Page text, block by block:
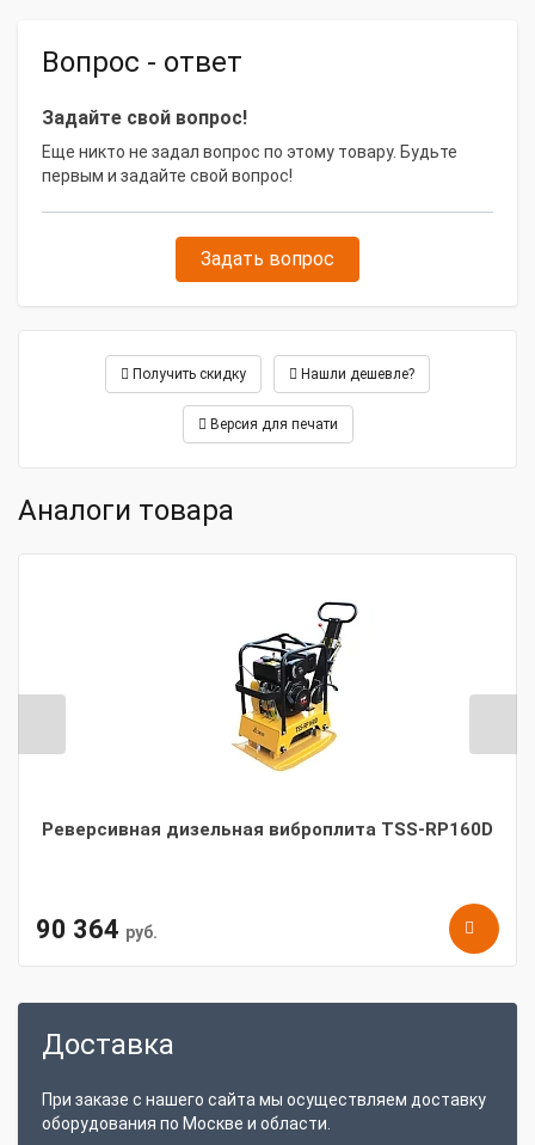
Вопрос - ответ
Задайте свой вопрос!
Еще никто не задал вопрос по этому товару. Будьте
первым и задайте свой вопрос!
Задать вопрос
Получить скидку Нашли дешевле?
Версия для печати
Аналоги товара
Реверсивная дизельная виброплита TSS-RP160D
90 364 руб.
Доставка
При заказе с нашего сайта мы осуществляем доставку
оборудования по Москве и области.